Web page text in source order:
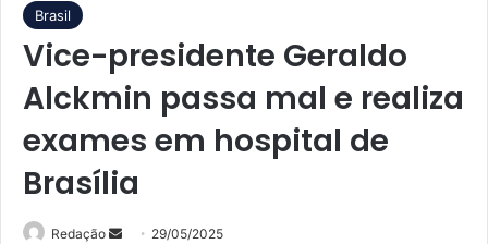
Brasil
Vice-presidente Geraldo
Alckmin passa mal e realiza
exames em hospital de
Brasília
Redação
Mande29/05/2025